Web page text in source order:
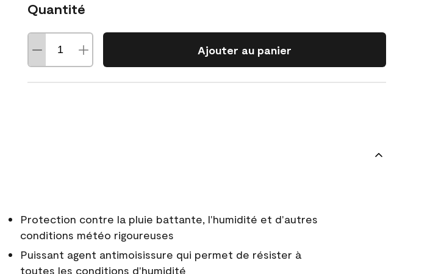
Quantité
Ajouter au panier
Protection contre la pluie battante, l'humidité et d'autres
conditions météo rigoureuses
Puissant agent antimoisissure qui permet de résister à
toutes les conditions d'humidité